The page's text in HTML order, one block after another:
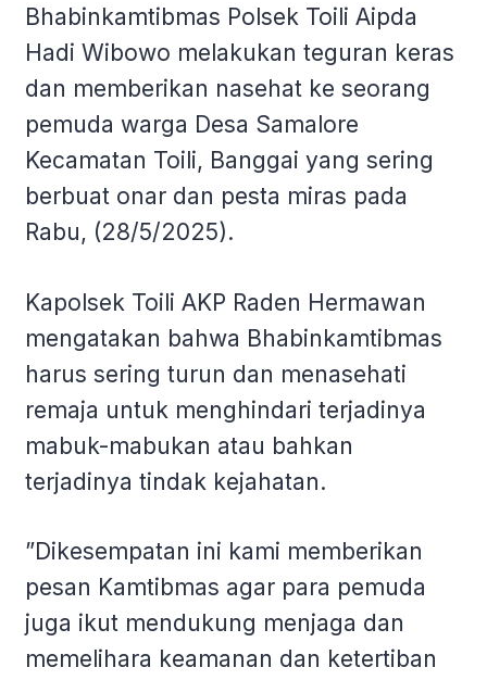
Bhabinkamtibmas Polsek Toili Aipda
Hadi Wibowo melakukan teguran keras
dan memberikan nasehat ke seorang
pemuda warga Desa Samalore
Kecamatan Toili, Banggai yang sering
berbuat onar dan pesta miras pada
Rabu, (28/5/2025).
Kapolsek Toili AKP Raden Hermawan
mengatakan bahwa Bhabinkamtibmas
harus sering turun dan menasehati
remaja untuk menghindari terjadinya
mabuk-mabukan atau bahkan
terjadinya tindak kejahatan.
”Dikesempatan ini kami memberikan
pesan Kamtibmas agar para pemuda
juga ikut mendukung menjaga dan
memelihara keamanan dan ketertiban